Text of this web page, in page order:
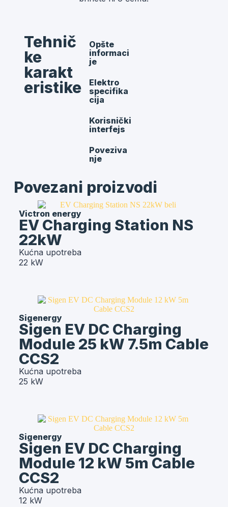
Tehnič
ke
karakt
eristike
Opšte
informaci
je
Elektro
specifika
cija
Korisnički
interfejs
Poveziva
nje
Povezani proizvodi
Victron energy
EV Charging Station NS
22kW
Kućna upotreba
22 kW
Sigenergy
Sigen EV DC Charging
Module 25 kW 7.5m Cable
CCS2
Kućna upotreba
25 kW
Sigenergy
Sigen EV DC Charging
Module 12 kW 5m Cable
CCS2
Kućna upotreba
12 kW